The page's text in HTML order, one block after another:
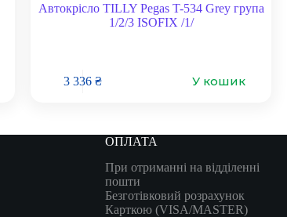
Автокрісло TILLY Pegas T-534 Grey група
1/2/3 ISOFIX /1/
3 336₴ У кошик
ОПЛАТА
При отриманні на відділенні
пошти
Безготівковий розрахунок
Карткою (VISA/MASTER)